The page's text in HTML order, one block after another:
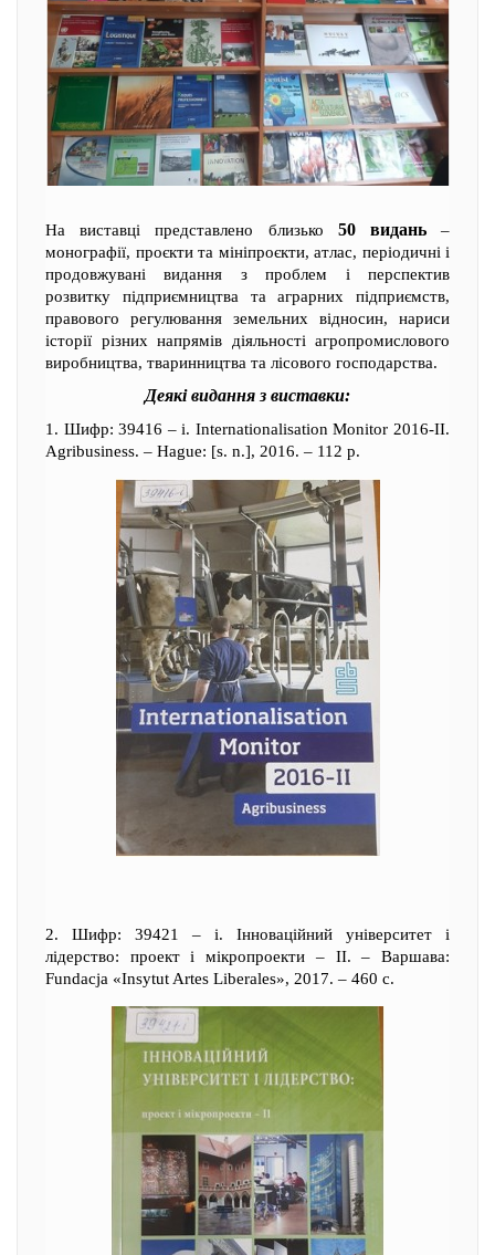
На виставці представлено близько 50 видань–
монографії, проєкти та мініпроєкти, атлас, періодичні і
продовжувані видання з проблем і перспектив
розвитку підприємництва та аграрних підприємств,
правового регулювання земельних відносин, нариси
історії різних напрямів діяльності агропромислового
виробництва, тваринництва та лісового господарства.
Деякі видання з виставки:
1. Шифр: 39416 – i. Internationalisation Monitor 2016-II.
Agribusiness. – Hague: [s. n.], 2016. – 112 р.
2. Шифр: 39421 – i. Інноваційний університет і
лідерство: проект і мікропроекти – ІІ. – Варшава:
Fundacja «Insytut Artes Liberales», 2017. – 460 с.